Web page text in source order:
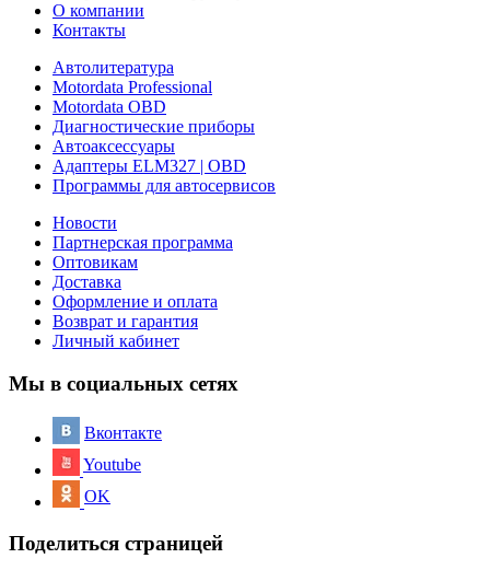
О компании
Контакты
Автолитература
Motordata Professional
Motordata OBD
Диагностические приборы
Автоаксессуары
Адаптеры ELM327 | OBD
Программы для автосервисов
Новости
Партнерская программа
Оптовикам
Доставка
Оформление и оплата
Возврат и гарантия
Личный кабинет
Мы в социальных сетях
Вконтакте
Youtube
OK
Поделиться страницей